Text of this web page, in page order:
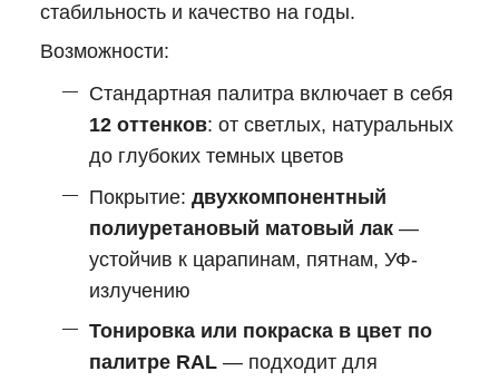
стабильность и качество на годы.
Возможности:
Стандартная палитра включает в себя
12 оттенков: от светлых, натуральных
до глубоких темных цветов
Покрытие: двухкомпонентный
полиуретановый матовый лак —
устойчив к царапинам, пятнам, УФ-
излучению
Тонировка или покраска в цвет по
палитре RAL — подходит для